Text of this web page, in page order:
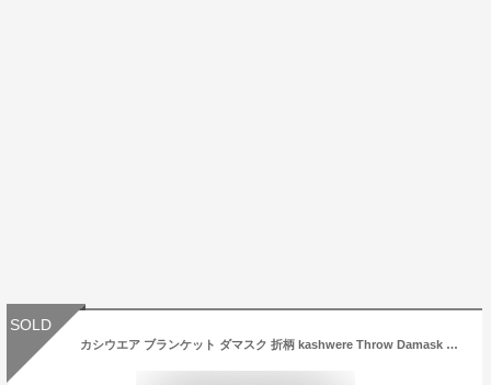
SOLD
カシウエア ブランケット ダマスク 折柄 kashwere Throw Damask Pattern サイズ183cm×135cm ekw002 5カラー